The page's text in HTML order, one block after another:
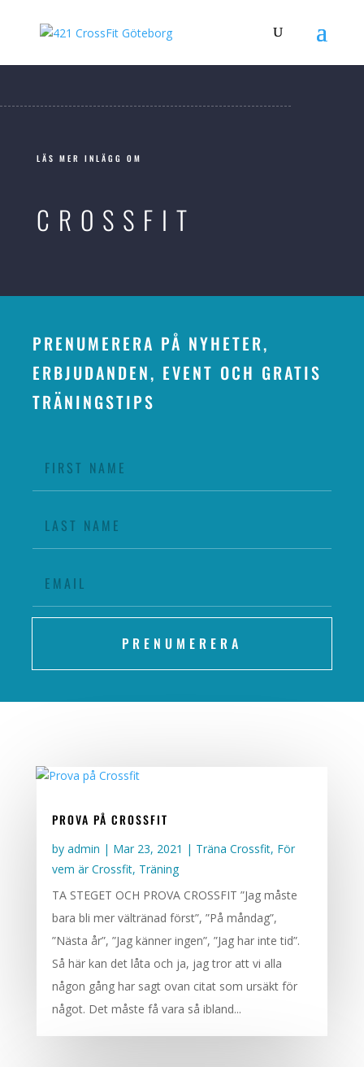
LÄS MER INLÄGG OM
CROSSFIT
PRENUMERERA PÅ NYHETER,
ERBJUDANDEN, EVENT OCH GRATIS
TRÄNINGSTIPS
PRENUMERERA
PROVA PÅ CROSSFIT
by admin | Mar 23, 2021 | Träna Crossfit, För
vem är Crossfit, Träning
TA STEGET OCH PROVA CROSSFIT ”Jag måste
bara bli mer vältränad först”, ”På måndag”,
”Nästa år”, ”Jag känner ingen”, ”Jag har inte tid”.
Så här kan det låta och ja, jag tror att vi alla
någon gång har sagt ovan citat som ursäkt för
något. Det måste få vara så ibland...